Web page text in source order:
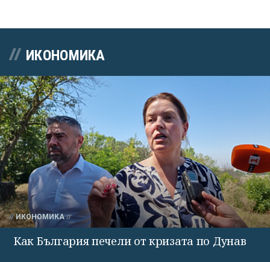
ИКОНОМИКА
ИКОНОМИКА
Как България печели от кризата по Дунав